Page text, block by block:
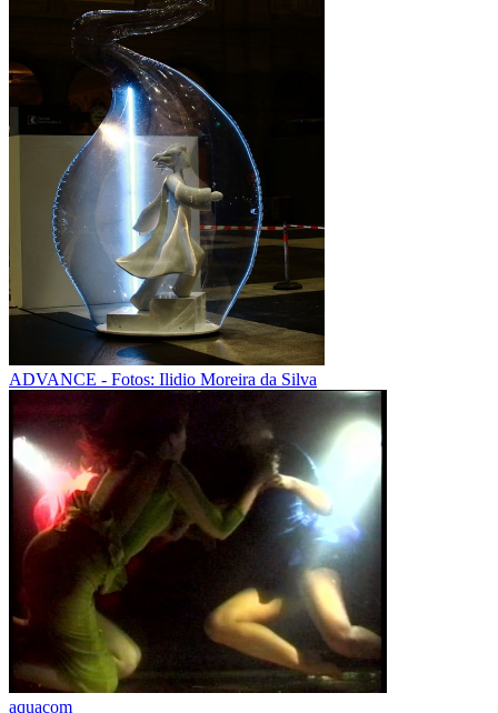
ADVANCE - Fotos: Ilidio Moreira da Silva
aquacom